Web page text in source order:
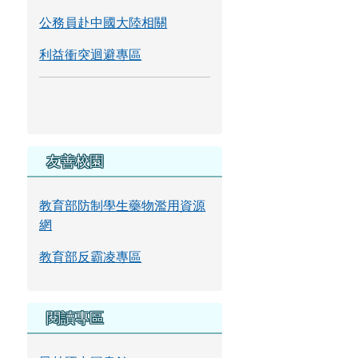
公務員赴中國大陸相關
利益衝突迴避專區
友善校園
教育部防制學生藥物濫用資源
網
教育部反霸凌專區
閱讀專區